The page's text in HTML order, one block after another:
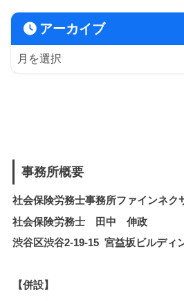
アーカイブ
事務所概要
社会保険労務士事務所ファインネク
社会保険労務士 田中 伸政
渋谷区渋谷2-19-15 宮益坂ビルディ
【併設】